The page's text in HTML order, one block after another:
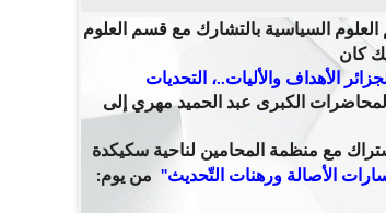
السياسية بالتشارك مع قسم العلوم
كان
الأهداف والأليات..، التحديات
الكبرى عبد الحميد مهري إلى
مع منظمة المحامين لناحية سكيكدة
الأصالة ورهنات التّحديث" من يوم: